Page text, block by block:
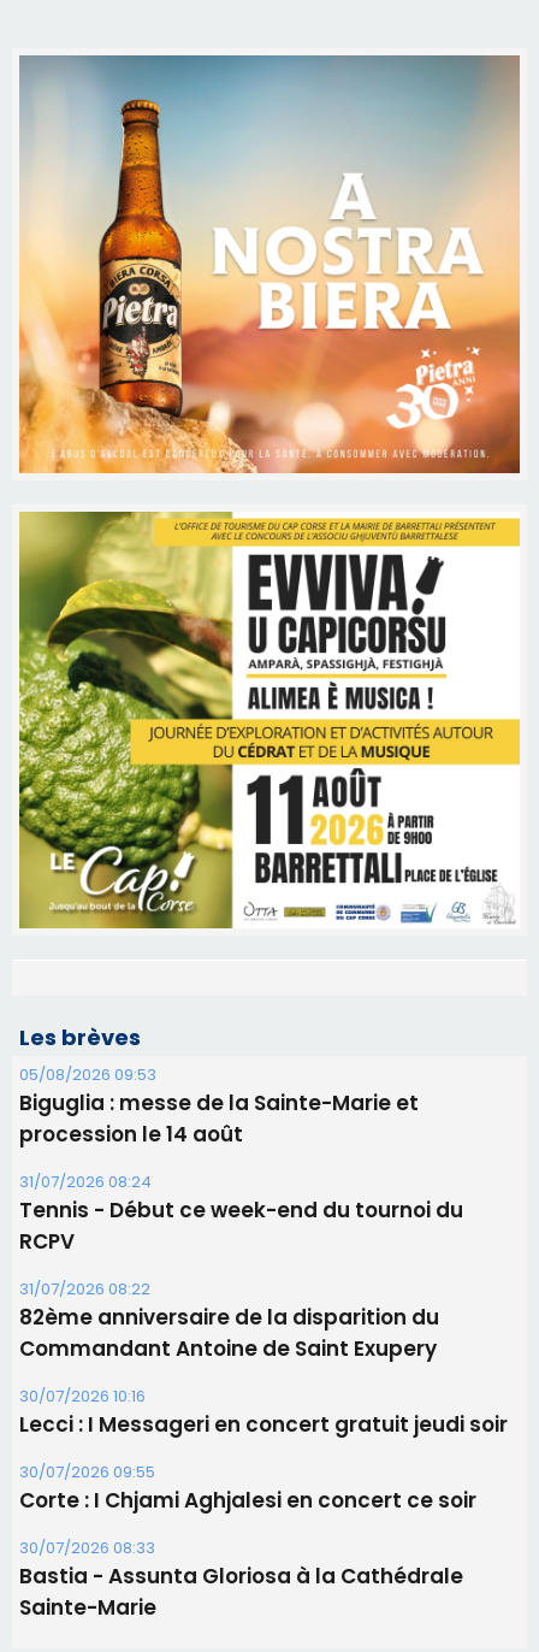
Les brèves
05/08/2026 09:53
Biguglia : messe de la Sainte-Marie et
procession le 14 août
31/07/2026 08:24
Tennis - Début ce week-end du tournoi du
RCPV
31/07/2026 08:22
82ème anniversaire de la disparition du
Commandant Antoine de Saint Exupery
30/07/2026 10:16